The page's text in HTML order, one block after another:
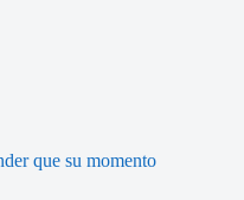
que su momento